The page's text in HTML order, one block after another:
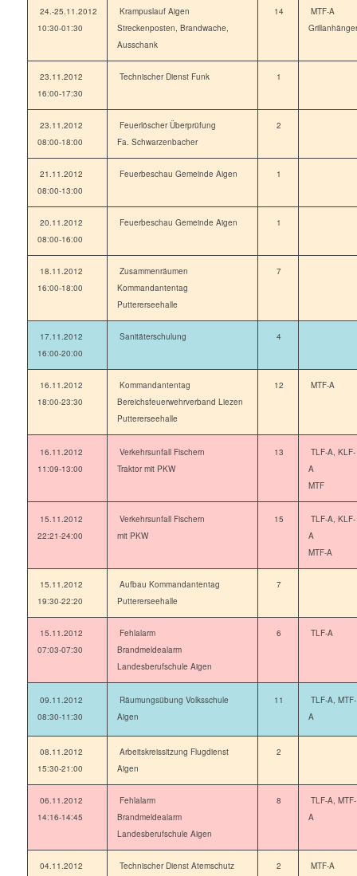
24.-25.11.2012
10:30-01:30
Krampuslauf Aigen
Streckenposten, Brandwache,
Ausschank
14
MTF-A
Grillanhänger
23.11.2012
16:00-17:30
Technischer Dienst Funk 1
23.11.2012
08:00-18:00
Feuerlöscher Überprüfung
Fa. Schwarzenbacher
2
21.11.2012
08:00-13:00
Feuerbeschau Gemeinde Aigen 1
20.11.2012
08:00-16:00
Feuerbeschau Gemeinde Aigen 1
18.11.2012
16:00-18:00
Zusammenräumen
Kommandantentag
Puttererseehalle
7
17.11.2012
16:00-20:00
Sanitäterschulung 4
16.11.2012
18:00-23:30
Kommandantentag
Bereichsfeuerwehrverband Liezen
Puttererseehalle
12 MTF-A
16.11.2012
11:09-13:00
Verkehrsunfall Fischern
Traktor mit PKW
13
TLF-A, KLF-
A
MTF
15.11.2012
22:21-24:00
Verkehrsunfall Fischern
mit PKW
15
TLF-A, KLF-
A
MTF-A
15.11.2012
19:30-22:20
Aufbau Kommandantentag
Puttererseehalle
7
15.11.2012
07:03-07:30
Fehlalarm
Brandmeldealarm
Landesberufschule Aigen
6 TLF-A
09.11.2012
08:30-11:30
Räumungsübung Volksschule
Aigen
11
TLF-A, MTF-
A
08.11.2012
15:30-21:00
Arbeitskreissitzung Flugdienst
Aigen
2
06.11.2012
14:16-14:45
Fehlalarm
Brandmeldealarm
Landesberufschule Aigen
8
TLF-A, MTF-
A
04.11.2012
Technischer Dienst Atemschutz 2 MTF-A